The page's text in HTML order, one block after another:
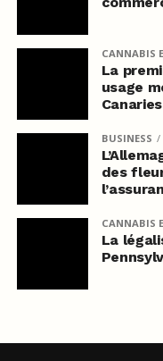
CANNABIS
La
usage
Canaries
BUSINESS
des
CANNABIS
La